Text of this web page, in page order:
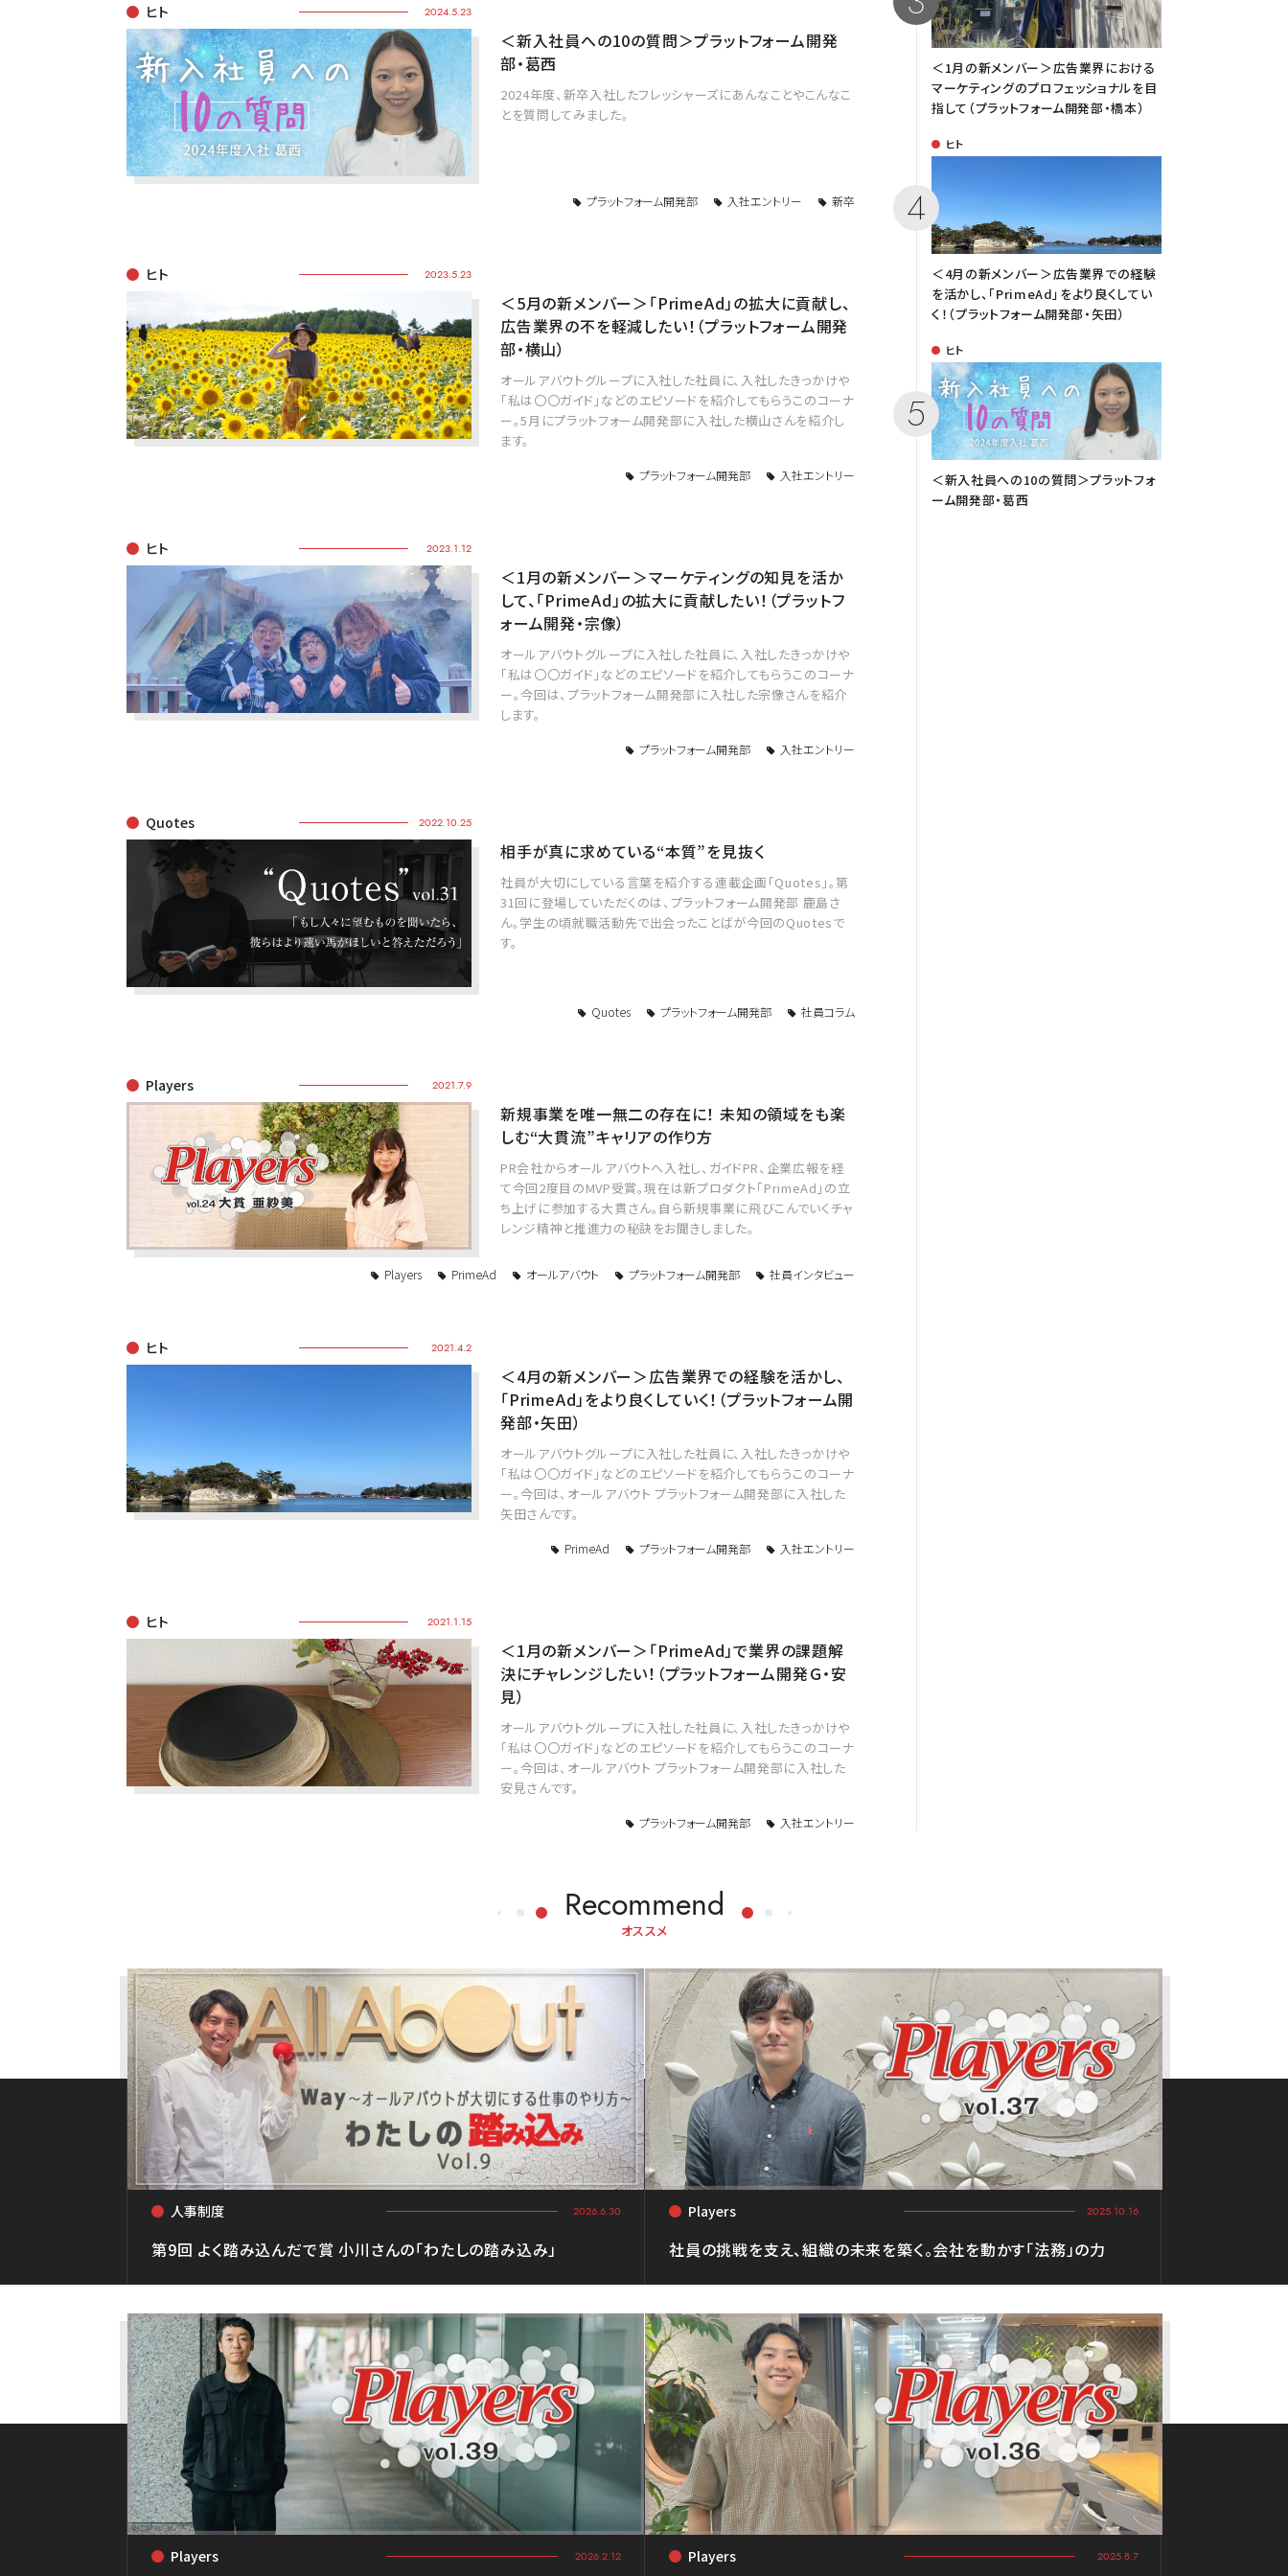
ヒト 2024.5.23
＜新入社員への10の質問＞プラットフォーム開発
部・葛西
2024年度、新卒入社したフレッシャーズにあんなことやこんなこ
とを質問してみました。
プラットフォーム開発部 入社エントリー 新卒
ヒト 2023.5.23
＜5月の新メンバー＞「PrimeAd」の拡大に貢献し、
広告業界の不を軽減したい！（プラットフォーム開発
部・横山）
オールアバウトグループに入社した社員に、入社したきっかけや
「私は〇〇ガイド」などのエピソードを紹介してもらうこのコーナ
ー。5月にプラットフォーム開発部に入社した横山さんを紹介し
ます。
プラットフォーム開発部 入社エントリー
ヒト 2023.1.12
＜1月の新メンバー＞マーケティングの知見を活か
して、「PrimeAd」の拡大に貢献したい！（プラットフ
ォーム開発・宗像）
オールアバウトグループに入社した社員に、入社したきっかけや
「私は〇〇ガイド」などのエピソードを紹介してもらうこのコーナ
ー。今回は、プラットフォーム開発部に入社した宗像さんを紹介
します。
プラットフォーム開発部 入社エントリー
Quotes 2022.10.25
相手が真に求めている“本質”を見抜く
社員が大切にしている言葉を紹介する連載企画「Quotes」。第
31回に登場していただくのは、プラットフォーム開発部 鹿島さ
ん。学生の頃就職活動先で出会ったことばが今回のQuotesで
す。
Quotes プラットフォーム開発部 社員コラム
Players 2021.7.9
新規事業を唯一無二の存在に！ 未知の領域をも楽
しむ“大貫流”キャリアの作り方
PR会社からオールアバウトへ入社し、ガイドPR、企業広報を経
て今回2度目のMVP受賞。現在は新プロダクト「PrimeAd」の立
ち上げに参加する大貫さん。自ら新規事業に飛びこんでいくチャ
レンジ精神と推進力の秘訣をお聞きしました。
Players PrimeAd オールアバウト プラットフォーム開発部 社員インタビュー
ヒト 2021.4.2
＜4月の新メンバー＞広告業界での経験を活かし、
「PrimeAd」をより良くしていく！（プラットフォーム開
発部・矢田）
オールアバウトグループに入社した社員に、入社したきっかけや
「私は〇〇ガイド」などのエピソードを紹介してもらうこのコーナ
ー。今回は、オールアバウト プラットフォーム開発部に入社した
矢田さんです。
PrimeAd プラットフォーム開発部 入社エントリー
ヒト 2021.1.15
＜1月の新メンバー＞「PrimeAd」で業界の課題解
決にチャレンジしたい！（プラットフォーム開発Ｇ・安
見）
オールアバウトグループに入社した社員に、入社したきっかけや
「私は〇〇ガイド」などのエピソードを紹介してもらうこのコーナ
ー。今回は、オールアバウト プラットフォーム開発部に入社した
安見さんです。
プラットフォーム開発部 入社エントリー
＜1月の新メンバー＞広告業界における
マーケティングのプロフェッショナルを目
指して（プラットフォーム開発部・橋本）
ヒト
＜4月の新メンバー＞広告業界での経験
を活かし、「PrimeAd」をより良くしてい
く！（プラットフォーム開発部・矢田）
ヒト
＜新入社員への10の質問＞プラットフォ
ーム開発部・葛西
Recommend
オススメ
人事制度 2026.6.30
第9回 よく踏み込んだで賞 小川さんの「わたしの踏み込み」
Players 2025.10.16
社員の挑戦を支え、組織の未来を築く。会社を動かす「法務」の力
Players 2026.2.12 Players 2025.8.7